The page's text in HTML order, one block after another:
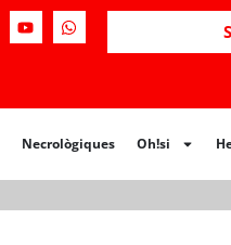
Necrològiques Oh!si